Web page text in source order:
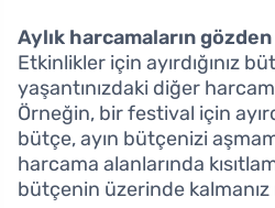
Aylık harcamaların
Etkinlikler için ayırdığınız
yaşantınızdaki diğer
Örneğin, bir festival için
bütçe, ayın bütçenizi
harcama alanlarında
bütçenin üzerinde